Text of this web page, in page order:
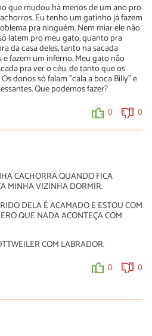
que mudou há menos de um ano pro
Eu tenho um gatinho já fazem
pra ninguém. Nem miar ele não
latem pro meu gato, quanto pra
da casa deles, tanto na sacada
fazem um inferno. Meu gato não
pra ver o céu, de tanto que os
donos só falam "cala a boca Billy" e
Que podemos fazer?
0 0
CACHORRA QUANDO FICA
MINHA VIZINHA DORMIR.
DELA É ACAMADO E ESTOU COM
QUE NADA ACONTEÇA COM
COM LABRADOR.
0 0
dicas do artigo?